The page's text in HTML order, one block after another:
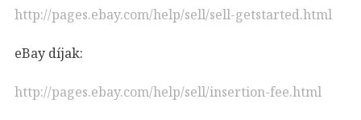
http://pages.ebay.com/help/sell/sell-getstarted.html
eBay díjak:
http://pages.ebay.com/help/sell/insertion-fee.html